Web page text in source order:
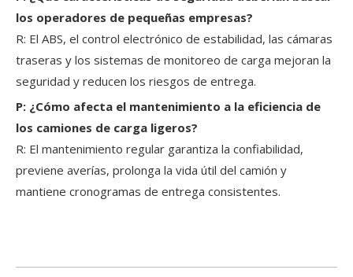
los operadores de pequeñas empresas?
R: El ABS, el control electrónico de estabilidad, las cámaras
traseras y los sistemas de monitoreo de carga mejoran la
seguridad y reducen los riesgos de entrega.
P: ¿Cómo afecta el mantenimiento a la eficiencia de
los camiones de carga ligeros?
R: El mantenimiento regular garantiza la confiabilidad,
previene averías, prolonga la vida útil del camión y
mantiene cronogramas de entrega consistentes.